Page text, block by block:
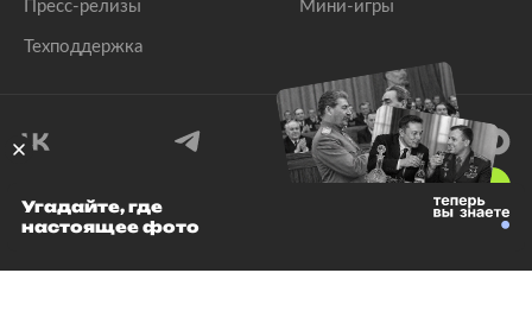
Пресс-релизы
Техподдержка
Мини-игры
© 1999–2026 Все права защищены.
Угадайте, где
настоящее фото